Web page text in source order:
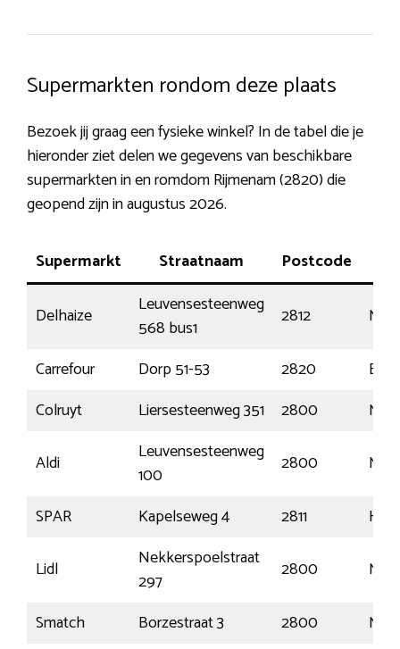
Supermarkten rondom deze plaats
Bezoek jij graag een fysieke winkel? In de tabel die je
hieronder ziet delen we gegevens van beschikbare
supermarkten in en romdom Rijmenam (2820) die
geopend zijn in augustus 2026.
Supermarkt Straatnaam Postcode
Delhaize
Leuvensesteenweg
568 bus1
2812
Carrefour
Dorp 51-53 2820
Colruyt
Liersesteenweg 351 2800
Aldi
Leuvensesteenweg
100
2800
SPAR
Kapelseweg 4 2811
Lidl
Nekkerspoelstraat
297
2800
Smatch
Borzestraat 3 2800